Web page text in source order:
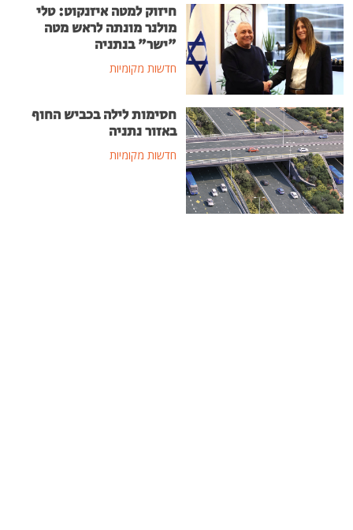
חיזוק למטה איזנקוט: טלי
מולנר מונתה לראש מטה
"ישר" בנתניה
חדשות מקומיות
חסימות לילה בכביש החוף
באזור נתניה
חדשות מקומיות